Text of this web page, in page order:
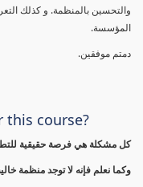
والتحسين بالمنظمة. و كذلك
المؤسسة.
دمتم موفقين.
this course?
كل مشكلة هي فرصة حقيقية
وكما نعلم فإنه لا توجد منظمة